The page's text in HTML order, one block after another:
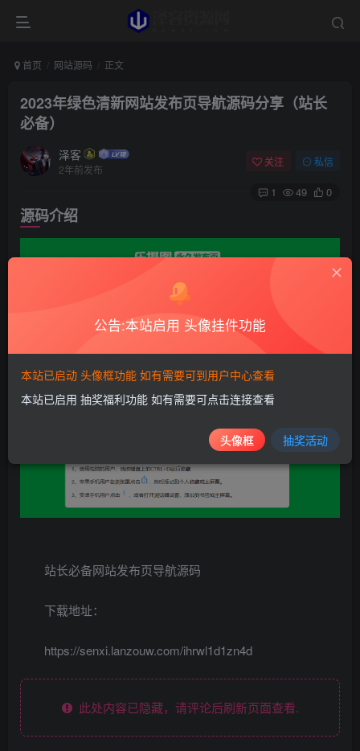
首页 网站源码 正文
2023年绿色清新网站发布页导航源码分享（站长
必备）
泽客
2年前发布
关注 私信
1 49 0
源码介绍
站长必备网站发布页导航源码
下载地址：
https://senxi.lanzouw.com/ihrwl1d1zn4d
此处内容已隐藏，请评论后刷新页面查看.
公告:本站启用 头像挂件功能
本站已启动 头像框功能 如有需要可到用户中心查看
本站已启用 抽奖福利功能 如有需要可点击连接查看
头像框 抽奖活动